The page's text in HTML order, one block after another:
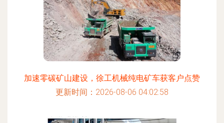
加速零碳矿山建设，徐工机械纯电矿车获客户点赞
更新时间：2026-08-06 04:02:58